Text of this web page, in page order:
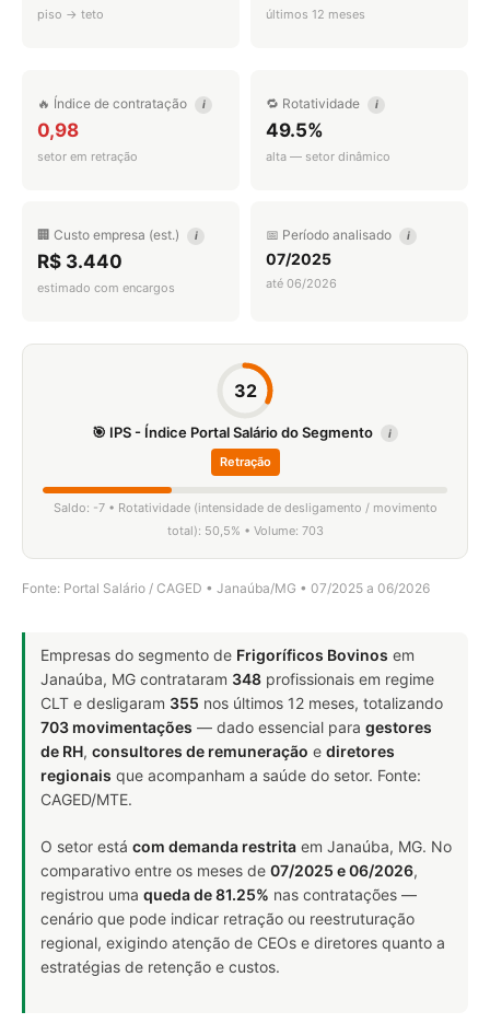
piso → teto últimos 12 meses
🔥 Índice de contratação i
0,98
setor em retração
🔁 Rotatividade i
49.5%
alta — setor dinâmico
🏢 Custo empresa (est.) i
R$ 3.440
estimado com encargos
📅 Período analisado i
07/2025
até 06/2026
32
🎯 IPS - Índice Portal Salário do Segmento i
Retração
Saldo: -7 • Rotatividade (intensidade de desligamento / movimento
total): 50,5% • Volume: 703
Fonte: Portal Salário / CAGED • Janaúba/MG • 07/2025 a 06/2026
Empresas do segmento de Frigoríficos Bovinos em
Janaúba, MG contrataram 348 profissionais em regime
CLT e desligaram 355 nos últimos 12 meses, totalizando
703 movimentações — dado essencial para gestores
de RH, consultores de remuneração e diretores
regionais que acompanham a saúde do setor. Fonte:
CAGED/MTE.
O setor está com demanda restrita em Janaúba, MG. No
comparativo entre os meses de 07/2025 e 06/2026,
registrou uma queda de 81.25% nas contratações —
cenário que pode indicar retração ou reestruturação
regional, exigindo atenção de CEOs e diretores quanto a
estratégias de retenção e custos.